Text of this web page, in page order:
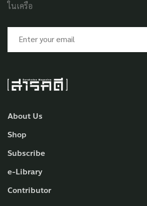
About Us
Shop
Subscribe
e-Library
Contributor
ในเครือ